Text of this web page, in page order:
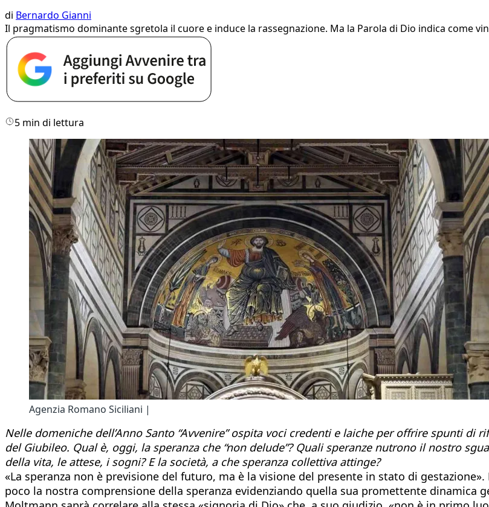
di Bernardo Gianni
Il pragmatismo dominante sgretola il cuore e induce la rassegnazione. Ma la Parola di Dio indica come
5 min di lettura
Agenzia Romano Siciliani |
Nelle domeniche dell’Anno Santo “Avvenire” ospita voci credenti e laiche per offrire spunti
del Giubileo. Qual è, oggi, la speranza che “non delude”? Quali speranze nutrono il nostro
della vita, le attese, i sogni? E la società, a che speranza collettiva attinge?
«La speranza non è previsione del futuro, ma è la visione del presente in stato di
poco la nostra comprensione della speranza evidenziando quella sua promettente dinamica